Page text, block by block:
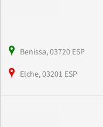
Benissa, 03720 ESP
Elche, 03201 ESP